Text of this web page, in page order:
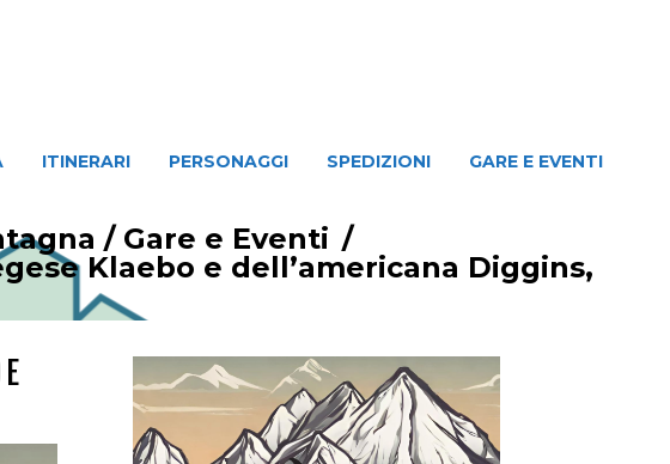
ITINERARI PERSONAGGI SPEDIZIONI GARE E EVENTI
/ Gare e Eventi /
Klaebo e dell’americana Diggins,